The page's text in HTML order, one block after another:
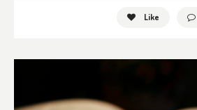
Like